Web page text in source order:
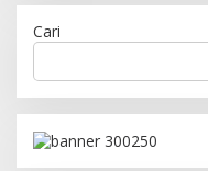
Cari